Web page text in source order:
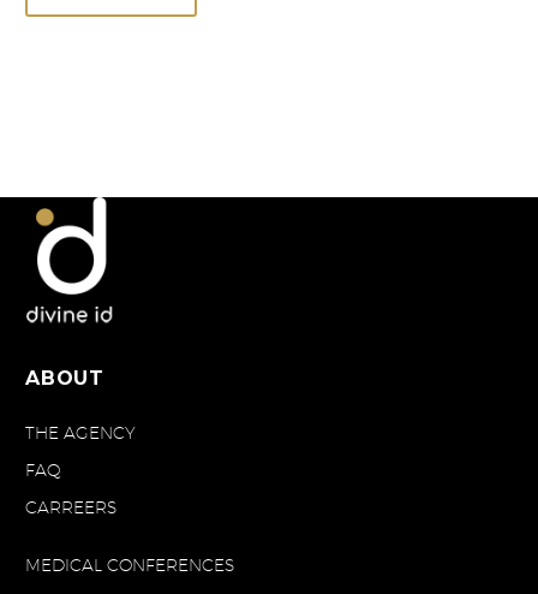
Congrès de Poitiers.
ABOUT
THE AGENCY
FAQ
CARREERS
MEDICAL CONFERENCES